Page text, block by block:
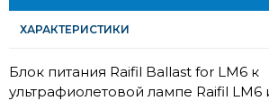
ХАРАКТЕРИСТИКИ
Блок питания Raifil Ballast for LM6 к
ультрафиолетовой лампе Raifil LM6